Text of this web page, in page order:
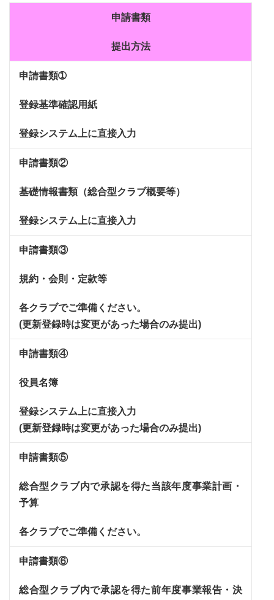
申請書類
提出方法
申請書類➀
登録基準確認用紙
登録システム上に直接入力
申請書類②
基礎情報書類（総合型クラブ概要等）
登録システム上に直接入力
申請書類③
規約・会則・定款等
各クラブでご準備ください。
(更新登録時は変更があった場合のみ提出)
申請書類④
役員名簿
登録システム上に直接入力
(更新登録時は変更があった場合のみ提出)
申請書類⑤
総合型クラブ内で承認を得た当該年度事業計画・
予算
各クラブでご準備ください。
申請書類⑥
総合型クラブ内で承認を得た前年度事業報告・決